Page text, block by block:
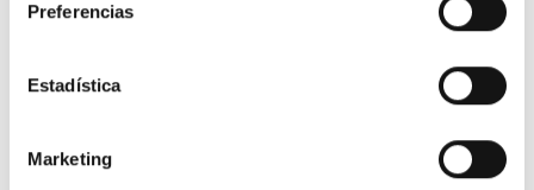
Preferencias
Estadística
Marketing
EQUIPOTALLER.ES; (vi) les dommages ou pertes causés
à lui-même ou à un tiers par toute personne ayant
par la Société dans EQUIPOTALLER.ES ou par la violation
Cependant, la société déclare avoir adopté toutes les
mesures nécessaires, dans la mesure de ses